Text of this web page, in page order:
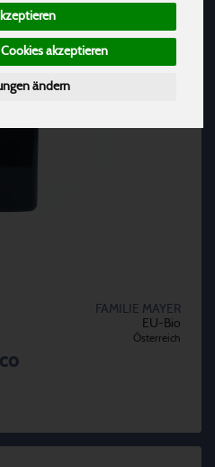
akzeptieren
ändern
FAMILIE MAYER
EU-Bio
Österreich